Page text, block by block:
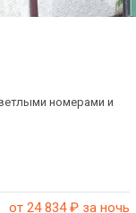
номерами и
от 24 834₽ за ночь